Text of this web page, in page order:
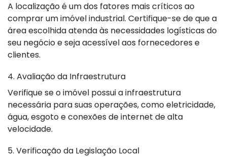
A localização é um dos fatores mais críticos ao
comprar um imóvel industrial. Certifique-se de que a
área escolhida atenda às necessidades logísticas do
seu negócio e seja acessível aos fornecedores e
clientes.
4. Avaliação da Infraestrutura
Verifique se o imóvel possui a infraestrutura
necessária para suas operações, como eletricidade,
água, esgoto e conexões de internet de alta
velocidade.
5. Verificação da Legislação Local